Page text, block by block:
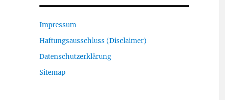
Impressum
Haftungsausschluss (Disclaimer)
Datenschutzerklärung
Sitemap